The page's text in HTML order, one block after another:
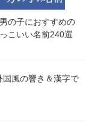
の子におすすめの
こいい名前240選
風の響き＆漢字で